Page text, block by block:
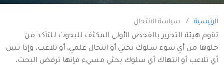
الرئيسية / سياسة الانتحال
تقوم هيئة التحرير بالفحص الأولي المكثف للبحوث للتأكد من
خلوها من أي سوء سلوك بحثي أو انتحال علمي، أو تلاعب، وإذا تبين
أي تلاعب أو انتهاك أي سلوك بحثي مسيء فإنها ترفض البحث،